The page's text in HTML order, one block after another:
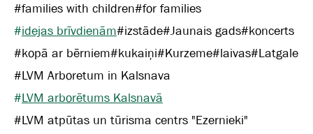
#families with children#for families
#idejas brīvdienām#izstāde#Jaunais gads#koncerts
#kopā ar bērniem#kukaiņi#Kurzeme#laivas#Latgale
#LVM Arboretum in Kalsnava
#LVM arborētums Kalsnavā
#LVM atpūtas un tūrisma centrs "Ezernieki"